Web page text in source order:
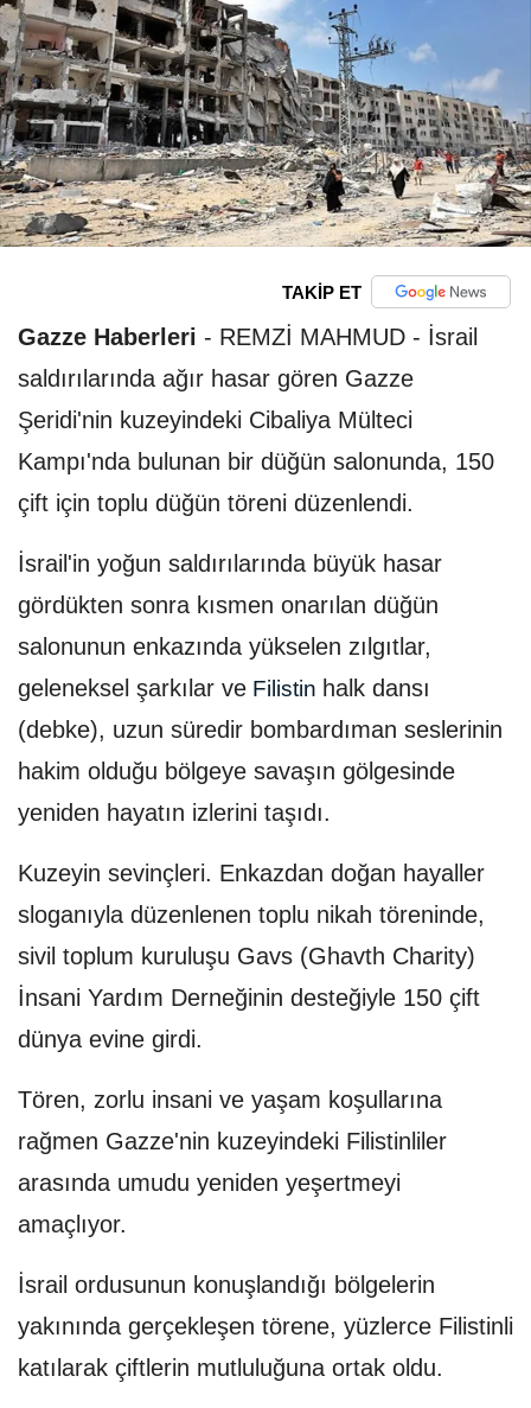
TAKİP ET
Gazze Haberleri - REMZİ MAHMUD - İsrail
saldırılarında ağır hasar gören Gazze
Şeridi'nin kuzeyindeki Cibaliya Mülteci
Kampı'nda bulunan bir düğün salonunda, 150
çift için toplu düğün töreni düzenlendi.
İsrail'in yoğun saldırılarında büyük hasar
gördükten sonra kısmen onarılan düğün
salonunun enkazında yükselen zılgıtlar,
geleneksel şarkılar ve Filistin halk dansı
(debke), uzun süredir bombardıman seslerinin
hakim olduğu bölgeye savaşın gölgesinde
yeniden hayatın izlerini taşıdı.
Kuzeyin sevinçleri. Enkazdan doğan hayaller
sloganıyla düzenlenen toplu nikah töreninde,
sivil toplum kuruluşu Gavs (Ghavth Charity)
İnsani Yardım Derneğinin desteğiyle 150 çift
dünya evine girdi.
Tören, zorlu insani ve yaşam koşullarına
rağmen Gazze'nin kuzeyindeki Filistinliler
arasında umudu yeniden yeşertmeyi
amaçlıyor.
İsrail ordusunun konuşlandığı bölgelerin
yakınında gerçekleşen törene, yüzlerce Filistinli
katılarak çiftlerin mutluluğuna ortak oldu.